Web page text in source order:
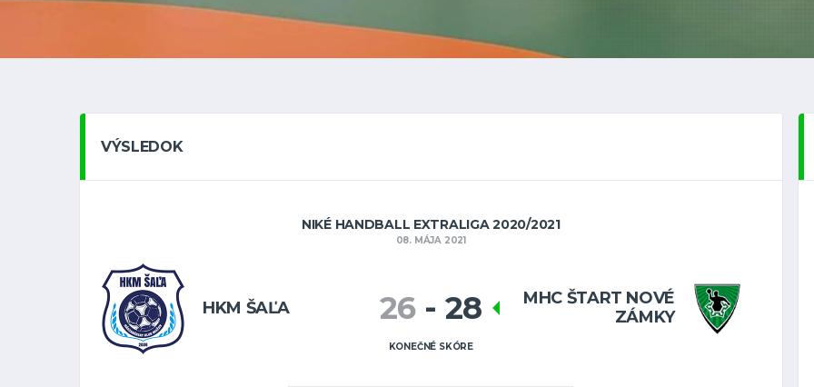
VÝSLEDOK
NIKÉ HANDBALL EXTRALIGA 2020/2021
08. MÁJA 2021
HKM ŠAĽA
MHC ŠTART NOVÉ
ZÁMKY
26 - 28
KONEČNÉ SKÓRE